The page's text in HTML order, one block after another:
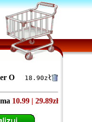
Odrodzenia Polski –
18.90zł
10.99 | 29.89zł